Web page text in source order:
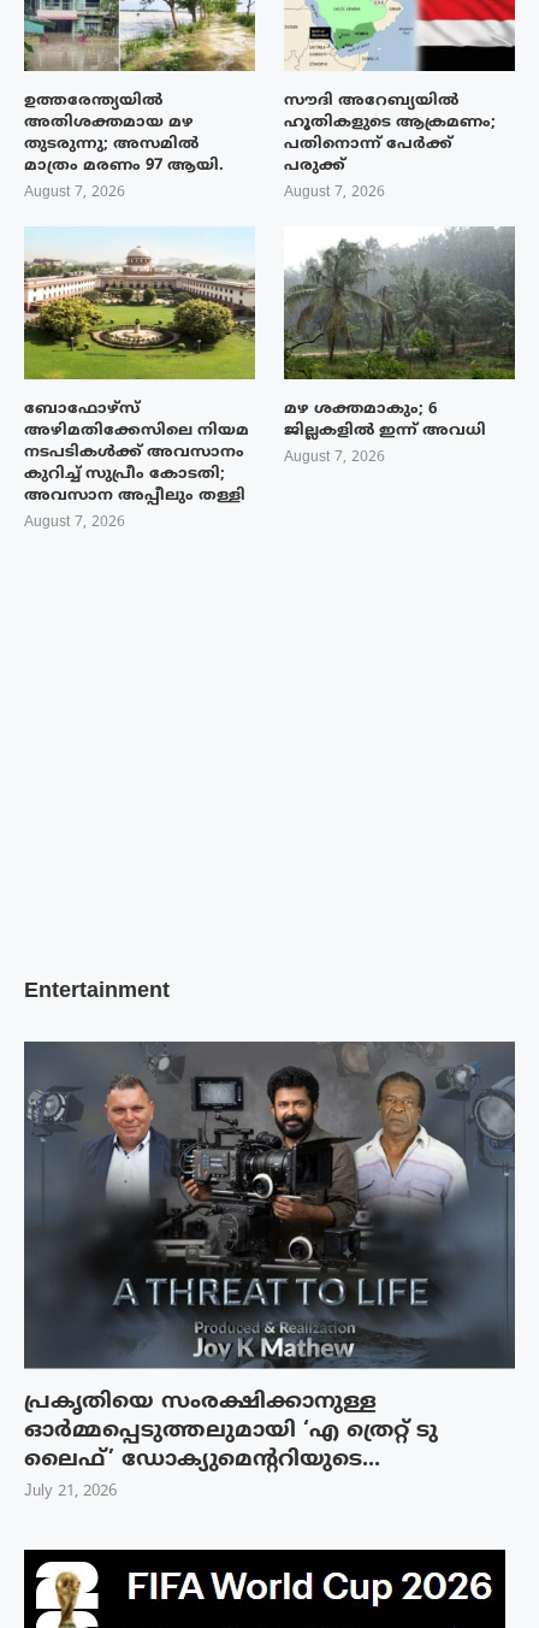
ഉത്തരേന്ത്യയിൽ
അതിശക്തമായ മഴ
തുടരുന്നു; അസമിൽ
മാത്രം മരണം 97 ആയി.
August 7, 2026
സൗദി അറേബ്യയിൽ
ഹൂതികളുടെ ആക്രമണം;
പതിനൊന്ന് പേർക്ക്
പരുക്ക്
August 7, 2026
ബോഫോഴ്‌സ്
അഴിമതിക്കേസിലെ നിയമ
നടപടികൾക്ക് അവസാനം
കുറിച്ച് സുപ്രീം കോടതി;
അവസാന അപ്പീലും തള്ളി
August 7, 2026
മഴ ശക്തമാകും; 6
ജില്ലകളിൽ ഇന്ന് അവധി
August 7, 2026
Entertainment
പ്രകൃതിയെ സംരക്ഷിക്കാനുള്ള
ഓർമ്മപ്പെടുത്തലുമായി ‘എ ത്രെറ്റ് ടു
ലൈഫ്’ ഡോക്യുമെന്ററിയുടെ...
July 21, 2026